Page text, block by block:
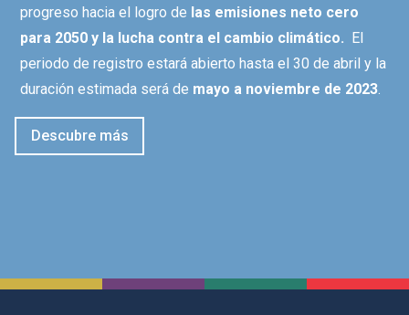
progreso hacia el logro de las emisiones neto cero
para 2050 y la lucha contra el cambio climático. El
periodo de registro estará abierto hasta el 30 de abril y la
duración estimada será de mayo a noviembre de 2023
Descubre más